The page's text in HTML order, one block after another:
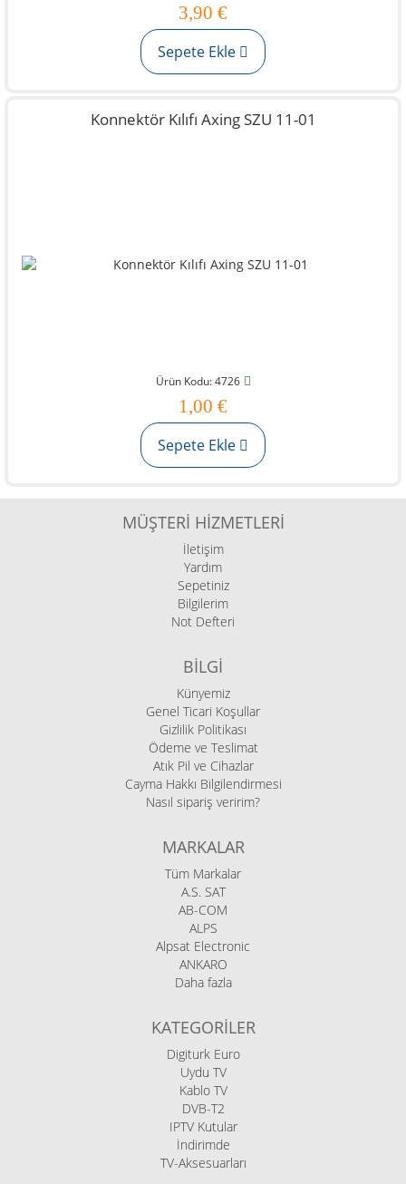
3,90 €
Sepete Ekle
Konnektör Kılıfı Axing SZU 11-01
Ürün Kodu: 4726
1,00 €
Sepete Ekle
MÜŞTERI HIZMETLERI
İletişim
Yardım
Sepetiniz
Bilgilerim
Not Defteri
BILGI
Künyemiz
Genel Ticari Koşullar
Gizlilik Politikası
Ödeme ve Teslimat
Atık Pil ve Cihazlar
Cayma Hakkı Bilgilendirmesi
Nasıl sipariş veririm?
MARKALAR
Tüm Markalar
A.S. SAT
AB-COM
ALPS
Alpsat Electronic
ANKARO
Daha fazla
KATEGORILER
Digiturk Euro
Uydu TV
Kablo TV
DVB-T2
IPTV Kutular
İndirimde
TV-Aksesuarları